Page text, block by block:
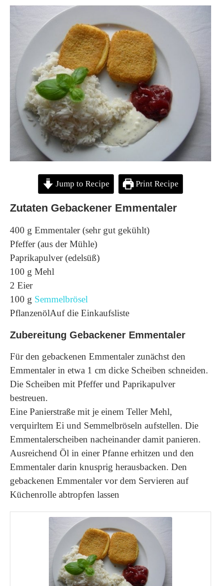
Jump to Recipe Print Recipe
Zutaten Gebackener Emmentaler
400 g Emmentaler (sehr gut gekühlt)
Pfeffer (aus der Mühle)
Paprikapulver (edelsüß)
100 g Mehl
2 Eier
100 g Semmelbrösel
PflanzenölAuf die Einkaufsliste
Zubereitung Gebackener Emmentaler
Für den gebackenen Emmentaler zunächst den
Emmentaler in etwa 1 cm dicke Scheiben schneiden.
Die Scheiben mit Pfeffer und Paprikapulver
bestreuen.
Eine Panierstraße mit je einem Teller Mehl,
verquirltem Ei und Semmelbröseln aufstellen. Die
Emmentalerscheiben nacheinander damit panieren.
Ausreichend Öl in einer Pfanne erhitzen und den
Emmentaler darin knusprig herausbacken. Den
gebackenen Emmentaler vor dem Servieren auf
Küchenrolle abtropfen lassen